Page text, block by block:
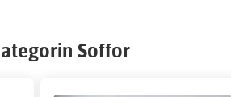
Soffor